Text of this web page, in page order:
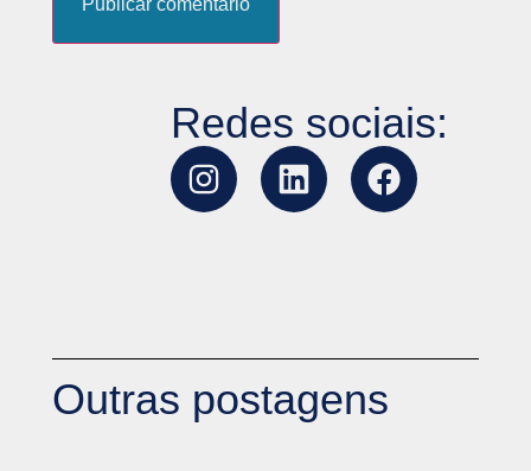
Redes sociais:
Outras postagens